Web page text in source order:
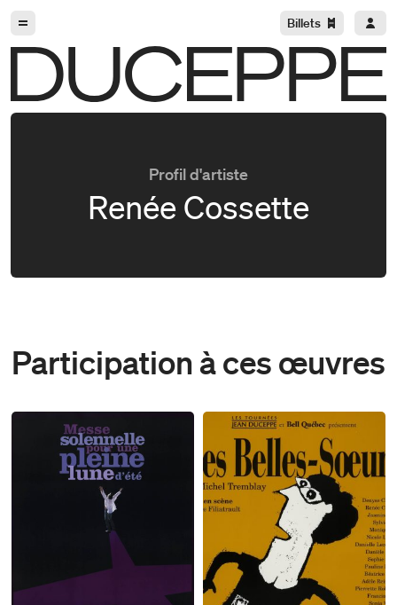
Billets
Profil d'artiste
Renée Cossette
Participation à ces œuvres